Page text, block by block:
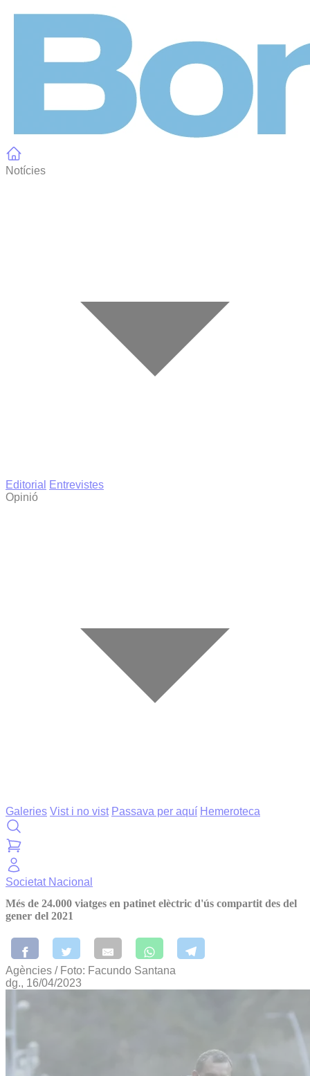
Notícies
Editorial
Entrevistes
Opinió
Galeries Vist i no vist Passava per aquí Hemeroteca
Societat Nacional
Més de 24.000 viatges en patinet elèctric d'ús compartit des del
gener del 2021
Agències / Foto: Facundo Santana
dg., 16/04/2023